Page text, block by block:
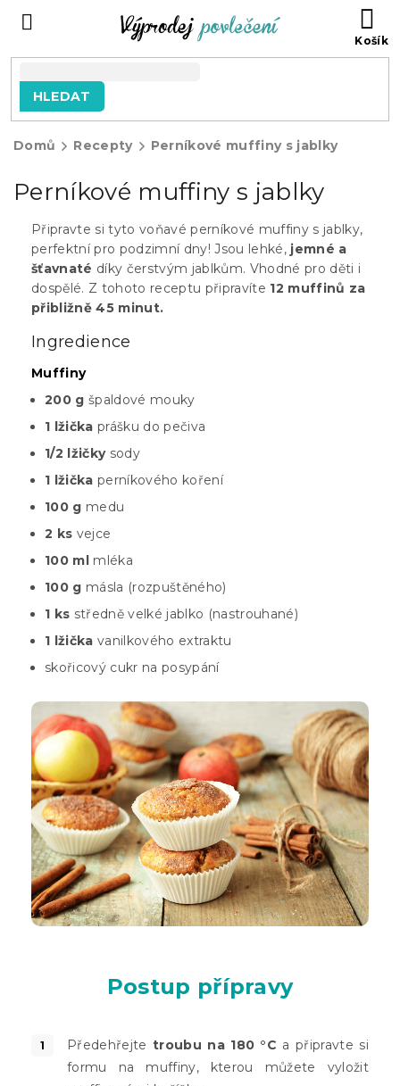
HLEDAT
Domů Recepty Perníkové muffiny s jablky
Perníkové muffiny s jablky
Připravte si tyto voňavé perníkové muffiny s jablky,
perfektní pro podzimní dny! Jsou lehké, jemné a
šťavnaté díky čerstvým jablkům. Vhodné pro děti i
dospělé. Z tohoto receptu připravíte 12 muffinů za
přibližně 45 minut.
Ingredience
Muffiny
200 g špaldové mouky
1 lžička prášku do pečiva
1/2 lžičkysody
1 lžička perníkového koření
100 g medu
2 ks vejce
100 ml mléka
100 g másla (rozpuštěného)
1 ks středně velké jablko (nastrouhané)
1 lžička vanilkového extraktu
skořicový cukr na posypání
Postup přípravy
Předehřejte troubu na 180 °C a připravte si
formu na muffiny, kterou můžete vyložit